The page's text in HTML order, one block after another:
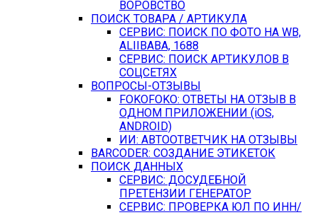
ВОРОВСТВО
ПОИСК ТОВАРА / АРТИКУЛА
СЕРВИС: ПОИСК ПО ФОТО НА WB,
ALIIBABA, 1688
СЕРВИС: ПОИСК АРТИКУЛОВ В
СОЦСЕТЯХ
ВОПРОСЫ-ОТЗЫВЫ
FOKOFOKO: ОТВЕТЫ НА ОТЗЫВ В
ОДНОМ ПРИЛОЖЕНИИ (iOS,
ANDROID)
ИИ: АВТООТВЕТЧИК НА ОТЗЫВЫ
BARCODER: СОЗДАНИЕ ЭТИКЕТОК
ПОИСК ДАННЫХ
СЕРВИС: ДОСУДЕБНОЙ
ПРЕТЕНЗИИ ГЕНЕРАТОР
СЕРВИС: ПРОВЕРКА ЮЛ ПО ИНН/